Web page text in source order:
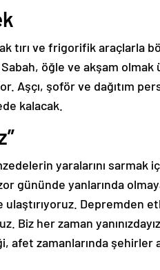
tırı ve frigorifik araçlarla
öğle ve akşam olmak
Aşçı, şoför ve dağıtım
kalacak.
yaralarını sarmak
gününde yanlarında
ulaştırıyoruz. Depremden
Biz her zaman
afet zamanlarında şehirler